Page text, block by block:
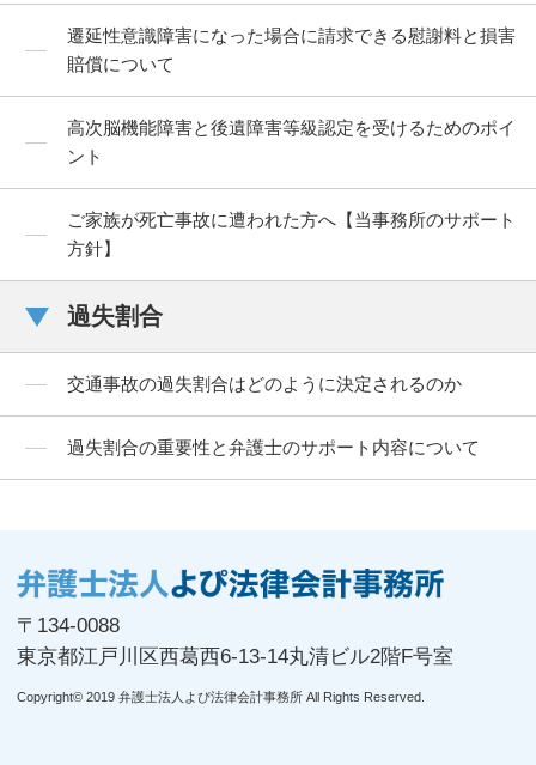
遷延性意識障害になった場合に請求できる慰謝料と損害
賠償について
高次脳機能障害と後遺障害等級認定を受けるためのポイ
ント
ご家族が死亡事故に遭われた方へ【当事務所のサポート
方針】
過失割合
交通事故の過失割合はどのように決定されるのか
過失割合の重要性と弁護士のサポート内容について
〒134-0088
東京都江戸川区西葛西6-13-14丸清ビル2階F号室
Copyright© 2019 弁護士法人よぴ法律会計事務所 All Rights Reserved.